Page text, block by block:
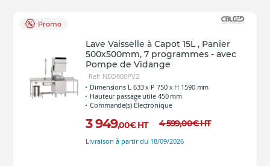
Promo
Lave Vaisselle à Capot 15L , Panier
500x500mm, 7 programmes - avec
Pompe de Vidange
Ref: NEO800PV2
Dimensions L 633 x P 750 x H 1590 mm
Hauteur passage utile 450 mm
Commande(s) Électronique
3 949,00€ HT 4 599,00€HT
Livraison à partir du 18/09/2026